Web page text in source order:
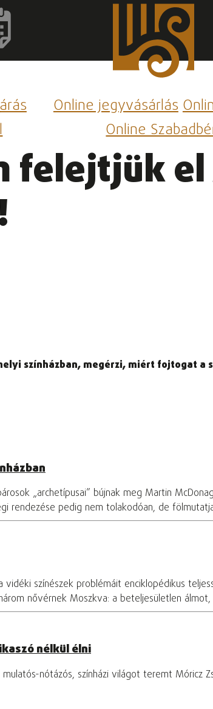
Online jegyvásárlás
Online
felejtjük
színházban, megérzi, miért fojtogat
„archetípusai” bújnak meg Martin
rendezése pedig nem tolakodóan, de
színészek problémáit enciklopédikus
nővérnek Moszkva: a beteljesületlen
nélkül élni
nótázós, színházi világot teremt